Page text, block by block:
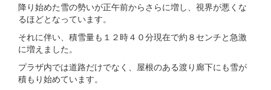
降り始めた雪の勢いが正午前からさらに増し、視界が悪くな
るほどとなっています。
それに伴い、積雪量も１２時４０分現在で約８センチと急激
に増えました。
プラザ内では道路だけでなく、屋根のある渡り廊下にも雪が
積もり始めています。